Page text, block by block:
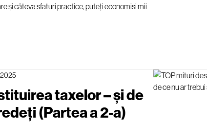
și câteva sfaturi practice, puteți economisi mii
taxelor – și de
(Partea a 2-a)